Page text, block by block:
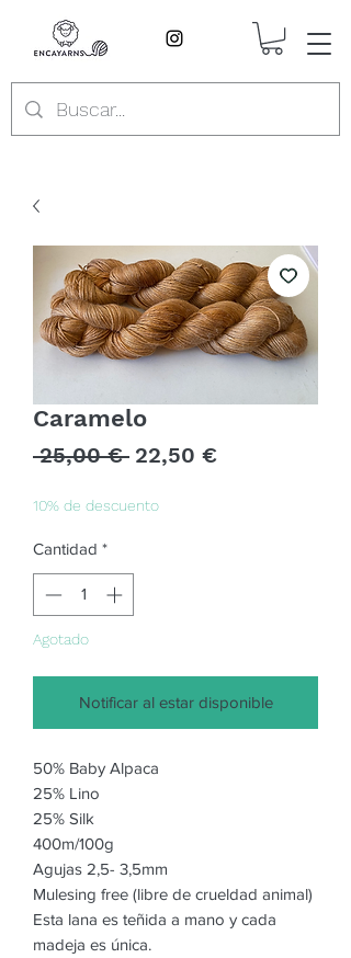
Caramelo
25,00 € Precio
22,50 €Precio
10% de descuento
Cantidad *
Agotado
Notificar al estar disponible
50% Baby Alpaca
25% Lino
25% Silk
400m/100g
Agujas 2,5- 3,5mm
Mulesing free (libre de crueldad animal)
Esta lana es teñida a mano y cada
madeja es única.